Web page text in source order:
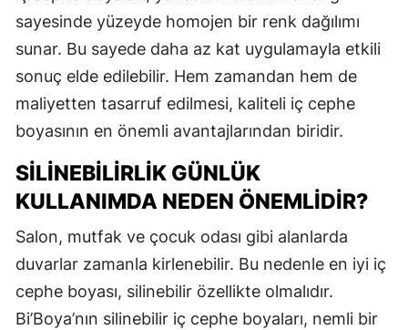
sayesinde yüzeyde homojen bir renk dağılımı
sunar. Bu sayede daha az kat uygulamayla etkili
sonuç elde edilebilir. Hem zamandan hem de
maliyetten tasarruf edilmesi, kaliteli iç cephe
boyasının en önemli avantajlarından biridir.
SILINEBILIRLIK GÜNLÜK
KULLANIMDA NEDEN ÖNEMLIDIR?
Salon, mutfak ve çocuk odası gibi alanlarda
duvarlar zamanla kirlenebilir. Bu nedenle en iyi iç
cephe boyası, silinebilir özellikte olmalıdır.
Bi’Boya’nın silinebilir iç cephe boyaları, nemli bir